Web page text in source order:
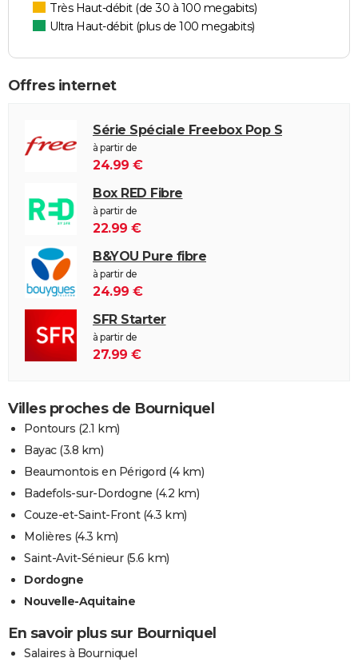
Très Haut-débit (de 30 à 100 megabits)
Ultra Haut-débit (plus de 100 megabits)
Offres internet
Série Spéciale Freebox Pop S
à partir de
24.99 €
Box RED Fibre
à partir de
22.99 €
B&YOU Pure fibre
à partir de
24.99 €
SFR Starter
à partir de
27.99 €
Villes proches de Bourniquel
Pontours (2.1 km)
Bayac(3.8 km)
Beaumontois en Périgord (4 km)
Badefols-sur-Dordogne (4.2 km)
Couze-et-Saint-Front(4.3 km)
Molières (4.3 km)
Saint-Avit-Sénieur(5.6 km)
Dordogne
Nouvelle-Aquitaine
En savoir plus sur Bourniquel
Salaires à Bourniquel